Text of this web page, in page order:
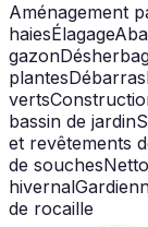
Aménagement
haiesÉlagage
gazon
plantesDébarras
verts
bassin de jardin
et revêtements
de souches
hivernal
de rocaille